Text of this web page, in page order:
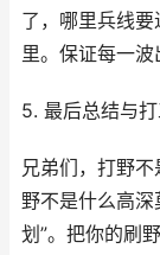
了，哪里兵线
里。保证每一波
5. 最后总结与
兄弟们，打野
野不是什么高
划”。把你的刷